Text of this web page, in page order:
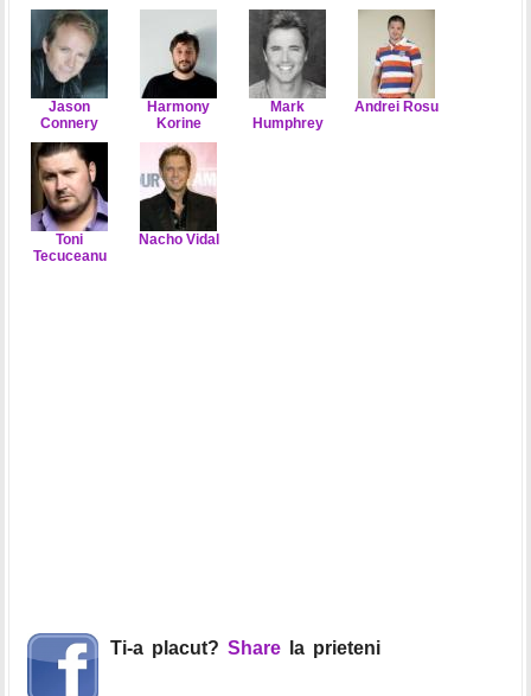
Jason
Connery
Harmony
Korine
Mark
Humphrey
Andrei Rosu
Toni
Tecuceanu
Nacho Vidal
Ti-a placut? Share la prieteni